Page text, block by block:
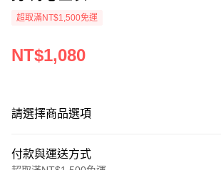
超取滿NT$1,500免運
NT$1,080
請選擇商品選項
付款與運送方式